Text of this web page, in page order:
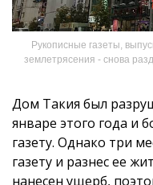
Рукописные газеты,
землетрясения - снова
Дом Такия был
январе этого года и
газету. Однако три
газету и разнес ее
нанесен ущерб,